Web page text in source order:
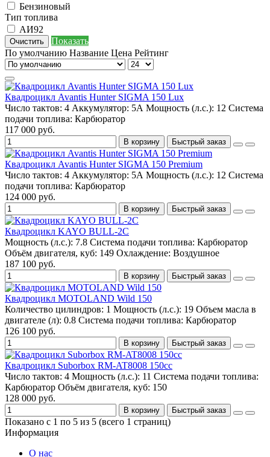
Бензиновый
Тип топлива
АИ92
Очистить
Показать
По умолчанию Название Цена Рейтинг
Квадроцикл Avantis Hunter SIGMA 150 Lux
Число тактов: 4 Аккумулятор: 5А Мощность (л.с.): 12 Система
подачи топлива: Карбюратор
117 000 руб.
В корзину Быстрый заказ
Квадроцикл Avantis Hunter SIGMA 150 Premium
Число тактов: 4 Аккумулятор: 5А Мощность (л.с.): 12 Система
подачи топлива: Карбюратор
124 000 руб.
В корзину Быстрый заказ
Квадроцикл KAYO BULL-2C
Мощность (л.с.): 7.8 Система подачи топлива: Карбюратор
Объём двигателя, куб: 149 Охлаждение: Воздушное
187 100 руб.
В корзину Быстрый заказ
Квадроцикл MOTOLAND Wild 150
Количество цилиндров: 1 Мощность (л.с.): 19 Объем масла в
двигателе (л): 0.8 Система подачи топлива: Карбюратор
126 100 руб.
В корзину Быстрый заказ
Квадроцикл Suborbox RM-AT8008 150cc
Число тактов: 4 Мощность (л.с.): 11 Система подачи топлива:
Карбюратор Объём двигателя, куб: 150
128 000 руб.
В корзину Быстрый заказ
Показано с 1 по 5 из 5 (всего 1 страниц)
Информация
О нас